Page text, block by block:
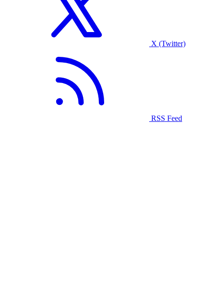
X (Twitter)
RSS Feed